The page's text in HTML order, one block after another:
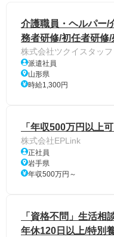
介護職員・ヘルパー/
務者研修/初任者研修
株式会社ツクイスタッフ
派遣社員
山形県
時給1,300円
「年収500万円以上
株式会社EPLink
正社員
岩手県
年収500万円～
「資格不問」生活相
年休120日以上/特別